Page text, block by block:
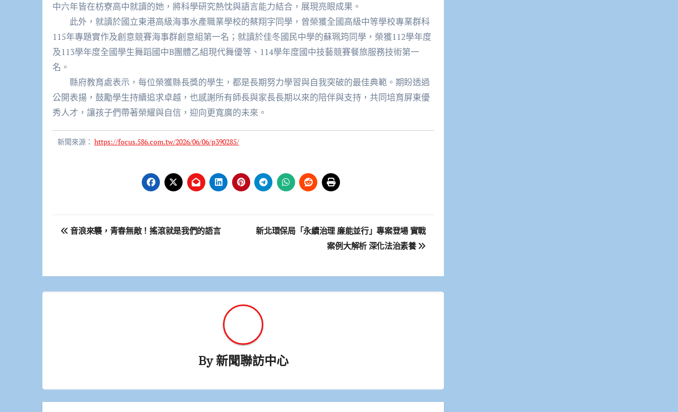
中六年皆在枋寮高中就讀的她，將科學研究熱忱與語言能力結合，展現亮眼成果。
此外，就讀於國立東港高級海事水產職業學校的蔡翔字同學，曾榮獲全國高級中等學校專業群科
115年專題實作及創意競賽海事群創意組第一名；就讀於佳冬國民中學的蘇珮筠同學，榮獲112學年度
及113學年度全國學生舞蹈國中B團體乙組現代舞優等、114學年度國中技藝競賽餐旅服務技術第一
名。
縣府教育處表示，每位榮獲縣長獎的學生，都是長期努力學習與自我突破的最佳典範。期盼透過
公開表揚，鼓勵學生持續追求卓越，也感謝所有師長與家長長期以來的陪伴與支持，共同培育屏東優
秀人才，讓孩子們帶著榮耀與自信，迎向更寬廣的未來。
新聞來源： https://focus.586.com.tw/2026/06/06/p390285/
文
覽
音浪來襲，青春無敵！搖滾就是我們的語言
新北環保局「永續治理 廉能並行」專案登場 實戰
案例大解析 深化法治素養
By新聞聯訪中心